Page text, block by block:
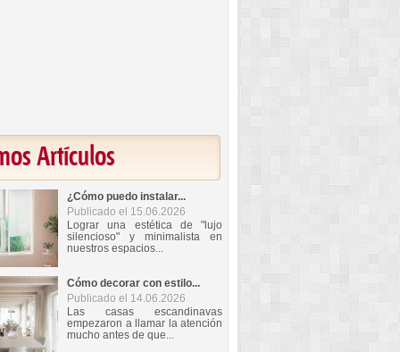
Artículos
¿Cómo puedo instalar...
Publicado el 15.06.2026
Lograr una estética de "lujo
silencioso" y minimalista en
nuestros espacios...
Cómo decorar con estilo...
Publicado el 14.06.2026
Las casas escandinavas
empezaron a llamar la atención
mucho antes de que...